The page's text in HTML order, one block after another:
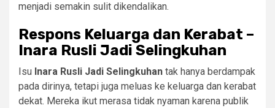
menjadi semakin sulit dikendalikan.
Respons Keluarga dan Kerabat –
Inara Rusli Jadi Selingkuhan
Isu Inara Rusli Jadi Selingkuhan tak hanya berdampak
pada dirinya, tetapi juga meluas ke keluarga dan kerabat
dekat. Mereka ikut merasa tidak nyaman karena publik